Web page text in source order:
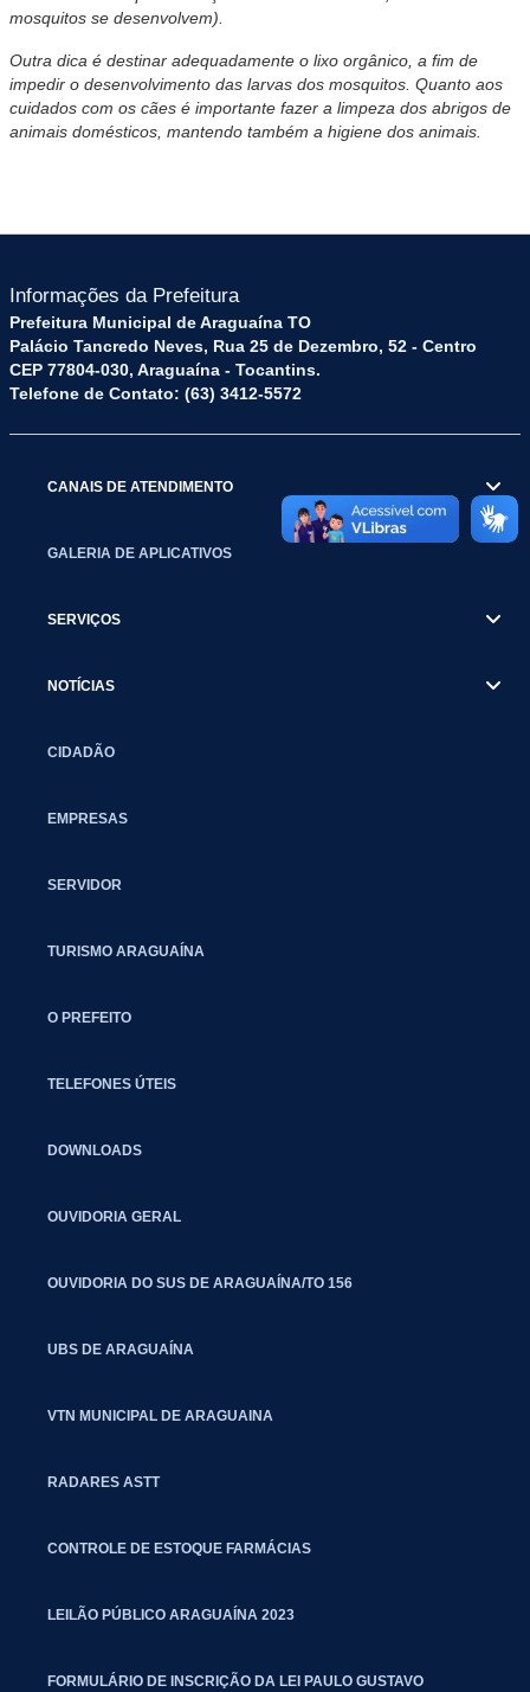
mosquitos se desenvolvem).
Outra dica é destinar adequadamente o lixo orgânico, a fim de
impedir o desenvolvimento das larvas dos mosquitos. Quanto aos
cuidados com os cães é importante fazer a limpeza dos abrigos de
animais domésticos, mantendo também a higiene dos animais.
Informações da Prefeitura
Prefeitura Municipal de Araguaína TO
Palácio Tancredo Neves, Rua 25 de Dezembro, 52 - Centro
CEP 77804-030, Araguaína - Tocantins.
Telefone de Contato: (63) 3412-5572
CANAIS DE ATENDIMENTO
GALERIA DE APLICATIVOS
SERVIÇOS
NOTÍCIAS
CIDADÃO
EMPRESAS
SERVIDOR
TURISMO ARAGUAÍNA
O PREFEITO
TELEFONES ÚTEIS
DOWNLOADS
OUVIDORIA GERAL
OUVIDORIA DO SUS DE ARAGUAÍNA/TO 156
UBS DE ARAGUAÍNA
VTN MUNICIPAL DE ARAGUAINA
RADARES ASTT
CONTROLE DE ESTOQUE FARMÁCIAS
LEILÃO PÚBLICO ARAGUAÍNA 2023
FORMULÁRIO DE INSCRIÇÃO DA LEI PAULO GUSTAVO